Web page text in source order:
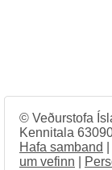
© Veðurstofa
Kennitala
Hafa samband
um vefinn